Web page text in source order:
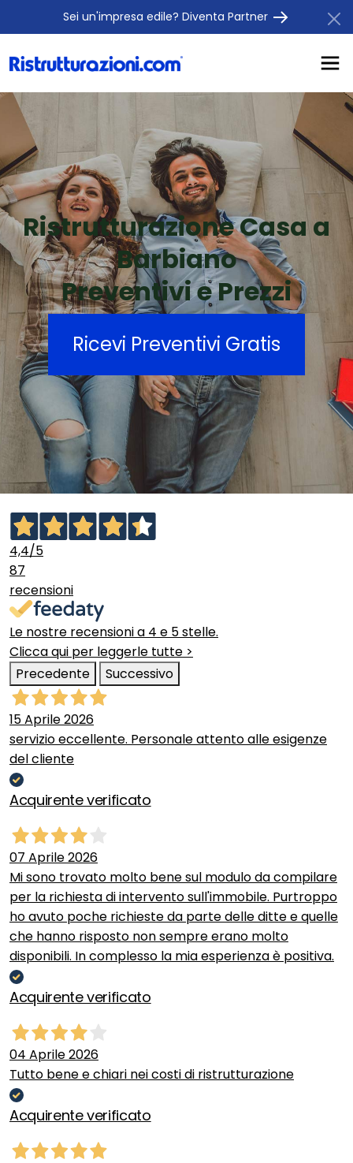
Sei un'impresa edile? Diventa Partner
Ristrutturazione Casa a
Barbiano
Preventivi e Prezzi
Ricevi Preventivi Gratis
4,4/5
87
recensioni
Le nostre recensioni a 4 e 5 stelle.
Clicca qui per leggerle tutte >
Precedente
Successivo
15 Aprile 2026
servizio eccellente. Personale attento alle esigenze
del cliente
Acquirente verificato
07 Aprile 2026
Mi sono trovato molto bene sul modulo da compilare
per la richiesta di intervento sull'immobile. Purtroppo
ho avuto poche richieste da parte delle ditte e quelle
che hanno risposto non sempre erano molto
disponibili. In complesso la mia esperienza è positiva.
Acquirente verificato
04 Aprile 2026
Tutto bene e chiari nei costi di ristrutturazione
Acquirente verificato